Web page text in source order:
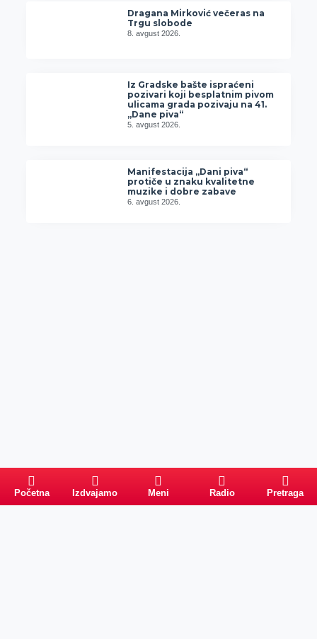
Dragana Mirković večeras na
Trgu slobode
8. avgust 2026.
Iz Gradske bašte ispraćeni
pozivari koji besplatnim pivom
ulicama grada pozivaju na 41.
„Dane piva“
5. avgust 2026.
Manifestacija „Dani piva“
protiče u znaku kvalitetne
muzike i dobre zabave
6. avgust 2026.
Početna Izdvajamo Meni Radio Pretraga